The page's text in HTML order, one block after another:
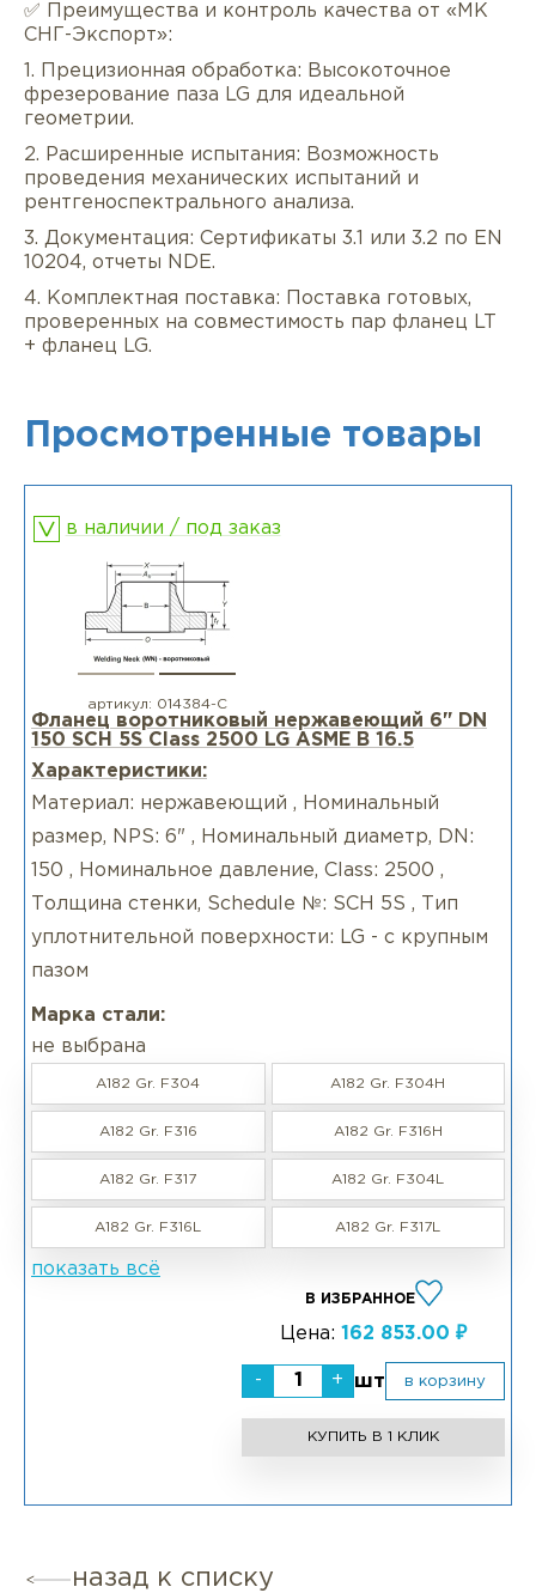
✅ Преимущества и контроль качества от «МК
СНГ-Экспорт»:
1. Прецизионная обработка: Высокоточное
фрезерование паза LG для идеальной
геометрии.
2. Расширенные испытания: Возможность
проведения механических испытаний и
рентгеноспектрального анализа.
3. Документация: Сертификаты 3.1 или 3.2 по EN
10204, отчеты NDE.
4. Комплектная поставка: Поставка готовых,
проверенных на совместимость пар фланец LT
+ фланец LG.
Просмотренные товары
в наличии / под заказ
артикул: 014384-С
Фланец воротниковый нержавеющий 6" DN
150 SCH 5S Class 2500 LG ASME B 16.5
Характеристики:
Материал: нержавеющий , Номинальный
размер, NPS: 6" , Номинальный диаметр, DN:
150 , Номинальное давление, Class: 2500 ,
Толщина стенки, Schedule №: SCH 5S , Тип
уплотнительной поверхности: LG - с крупным
пазом
Марка стали:
не выбрана
A182 Gr. F304 A182 Gr. F304H
A182 Gr. F316 A182 Gr. F316H
A182 Gr. F317 A182 Gr. F304L
A182 Gr. F316L A182 Gr. F317L
показать всё
В ИЗБРАННОЕ
Цена: 162 853.00 ₽
- + шт в корзину
КУПИТЬ В 1 КЛИК
назад к списку